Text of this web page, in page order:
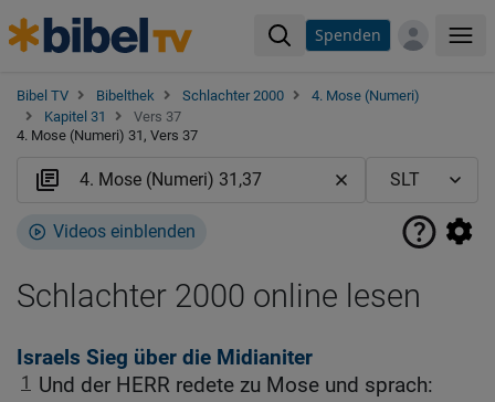
Spenden
Bibel TV Bibelthek Schlachter 2000
4. Mose (Numeri)
Kapitel 31
Vers 37
4. Mose (Numeri) 31, Vers 37
Videos einblenden
Schlachter 2000 online lesen
Israels Sieg über die Midianiter
1 Und der HERR redete zu Mose und sprach: